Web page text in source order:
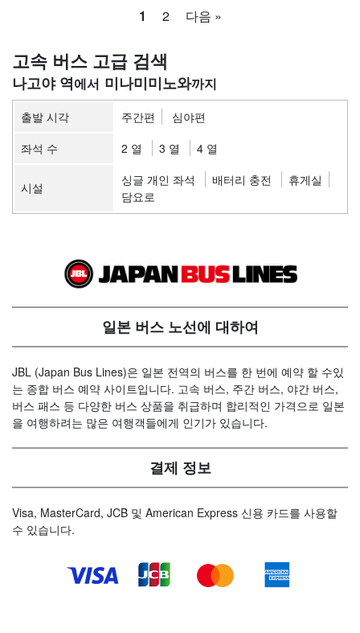
1 2 다음 »
고속 버스 고급 검색
나고야 역 미나미미노와
출발 시각 주간편
심야편
좌석 수
2 열 3 열 4 열
시설 싱글 개인 좌석 배터리 충전
휴게실
담요로
일본 버스 노선에 대하여
JBL (Japan Bus Lines)은 일본 전역의 버스를 한 번에 예약 할 수있
는 종합 버스 예약 사이트입니다. 고속 버스, 주간 버스, 야간 버스,
버스 패스 등 다양한 버스 상품을 취급하며 합리적인 가격으로 일본
을 여행하려는 많은 여행객들에게 인기가 있습니다.
결제 정보
Visa, MasterCard, JCB 및 American Express 신용 카드를 사용할
수 있습니다.